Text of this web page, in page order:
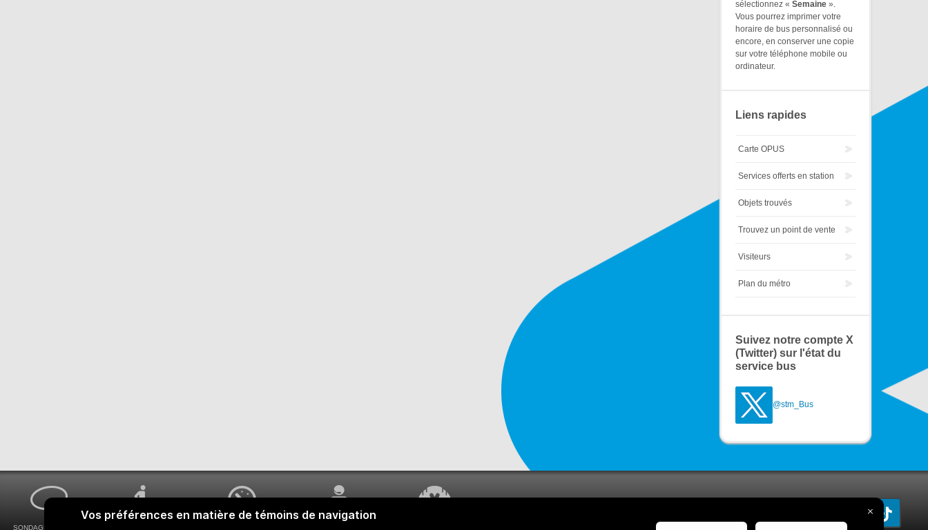
sélectionnez « Semaine ».
Vous pourrez imprimer votre
horaire de bus personnalisé ou
encore, en conserver une copie
sur votre téléphone mobile ou
ordinateur.
Liens rapides
Carte OPUS
Services offerts en station
Objets trouvés
Trouvez un point de vente
Visiteurs
Plan du métro
Suivez notre compte X
(Twitter) sur l'état du
service bus
@stm_Bus
SONDAGES MA VOIX